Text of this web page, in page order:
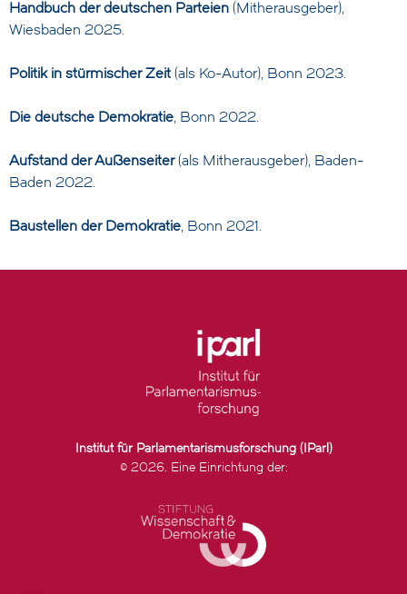
Handbuch der deutschen Parteien (Mitherausgeber),
Wiesbaden 2025.
Politik in stürmischer Zeit (als Ko-Autor), Bonn 2023.
Die deutsche Demokratie, Bonn 2022.
Aufstand der Außenseiter(als Mitherausgeber), Baden-
Baden 2022.
Baustellen der Demokratie, Bonn 2021.
Institut für Parlamentarismusforschung (IParl)
© 2026. Eine Einrichtung der: